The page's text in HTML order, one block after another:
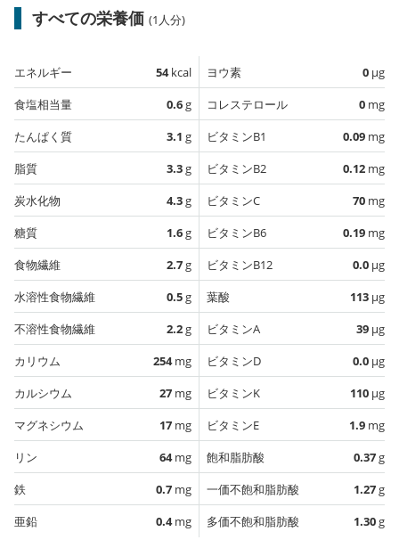
すべての栄養価 (1人分)
エネルギー 54kcal
食塩相当量
0.6g
たんぱく質
3.1 g
脂質
3.3g
炭水化物
4.3g
糖質
1.6g
食物繊維
2.7g
水溶性食物繊維
0.5g
不溶性食物繊維
2.2g
カリウム
254mg
カルシウム
27 mg
マグネシウム
17 mg
リン
64mg
鉄
0.7 mg
亜鉛
0.4mg
ヨウ素 0 µg
コレステロール
0 mg
ビタミンB1
0.09 mg
ビタミンB2
0.12 mg
ビタミンC
70 mg
ビタミンB6
0.19 mg
ビタミンB12
0.0 µg
葉酸
113 µg
ビタミンA
39 µg
ビタミンD
0.0 µg
ビタミンK
110 µg
ビタミンE
1.9 mg
飽和脂肪酸
0.37g
一価不飽和脂肪酸
1.27g
多価不飽和脂肪酸
1.30g